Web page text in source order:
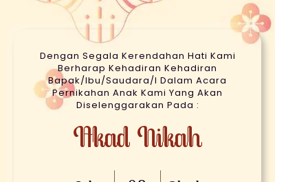
Dengan Segala Kerendahan Hati Kami
Berharap Kehadiran Kehadiran
Bapak/Ibu/Saudara/i Dalam Acara
Pernikahan Anak Kami Yang Akan
Diselenggarakan Pada :
Akad Nikah